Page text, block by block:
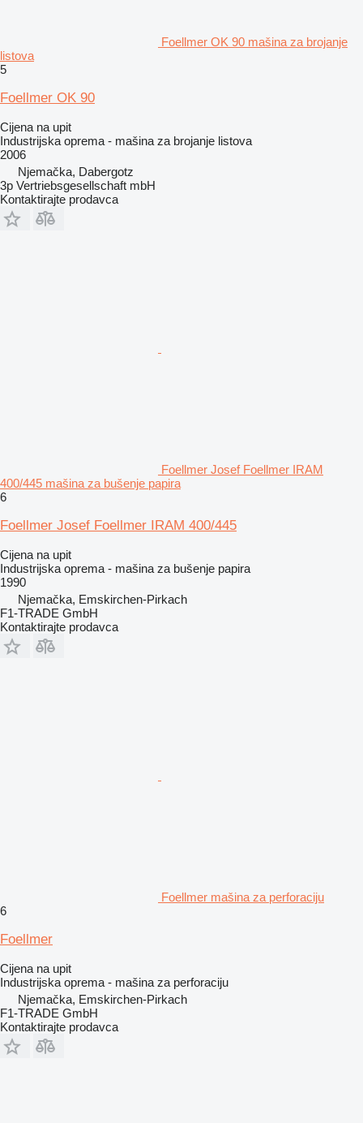
Foellmer OK 90 mašina za brojanje
listova
5
Foellmer OK 90
Cijena na upit
Industrijska oprema - mašina za brojanje listova
2006
Njemačka, Dabergotz
3p Vertriebsgesellschaft mbH
Kontaktirajte prodavca
Foellmer Josef Foellmer IRAM
400/445 mašina za bušenje papira
6
Foellmer Josef Foellmer IRAM 400/445
Cijena na upit
Industrijska oprema - mašina za bušenje papira
1990
Njemačka, Emskirchen-Pirkach
F1-TRADE GmbH
Kontaktirajte prodavca
Foellmer mašina za perforaciju
6
Foellmer
Cijena na upit
Industrijska oprema - mašina za perforaciju
Njemačka, Emskirchen-Pirkach
F1-TRADE GmbH
Kontaktirajte prodavca